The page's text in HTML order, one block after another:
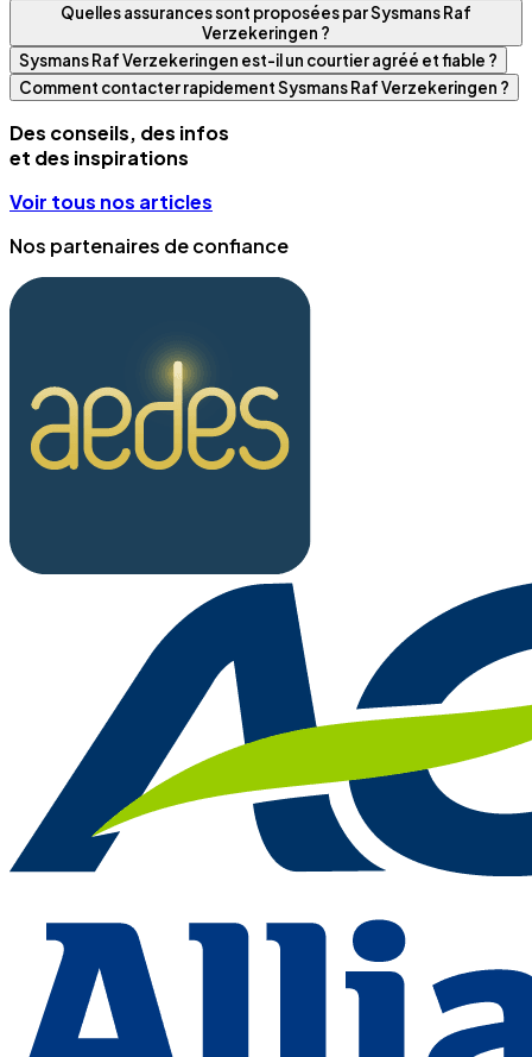
Quelles assurances sont proposées par Sysmans Raf
Verzekeringen ?
Sysmans Raf Verzekeringen est-il un courtier agréé et fiable ?
Comment contacter rapidement Sysmans Raf Verzekeringen ?
Des conseils, des infos
et des inspirations
Voir tous nos articles
Nos partenaires de confiance